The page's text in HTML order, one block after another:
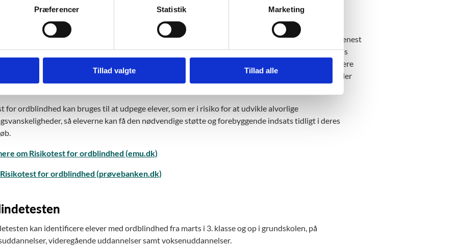
Præferencer Statistik Marketing
Tillad valgte Tillad alle
for ordblindhed
at tilbyde elever med tegn på specifikke læsevanskeligheder Risikotest for ordblindhed senest
af 1. klasse. Som følge heraf er det obligatorisk at tilbyde Risikotest for ordblindhed til elever, hvis
Screening for læsevanskeligheder indikerer vanskeligheder med ordlæsning. Også selvom de tidligere
risikotesten. Elever med en ordblind forælder skal ligeledes tilbydes testen, medmindre skolens leder
for ordblindhed kan bruges til at udpege elever, som er i risiko for at udvikle alvorlige
så eleverne kan få den nødvendige støtte og forebyggende indsats tidligt i deres
om Risikotest for ordblindhed (emu.dk)
for ordblindhed (prøvebanken.dk)
kan identificere elever med ordblindhed fra marts i 3. klasse og op i grundskolen, på
videregående uddannelser samt voksenuddannelser.